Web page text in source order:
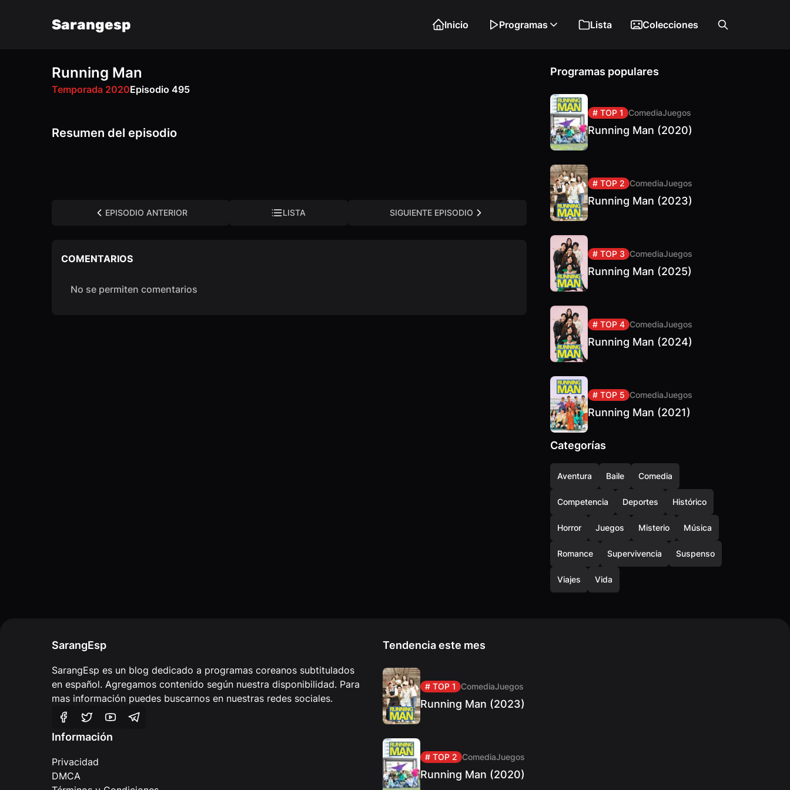
Sarangesp Inicio Programas Lista Colecciones
Running Man
Temporada 2020Episodio 495
OK
Resumen del episodio
EPISODIO ANTERIOR LISTA SIGUIENTE EPISODIO
COMENTARIOS
No se permiten comentarios
Programas populares
# TOP 1 ComediaJuegos
Running Man (2020)
# TOP 2 ComediaJuegos
Running Man (2023)
# TOP 3 ComediaJuegos
Running Man (2025)
# TOP 4 ComediaJuegos
Running Man (2024)
# TOP 5 ComediaJuegos
Running Man (2021)
Categorías
Aventura Baile Comedia
Competencia Deportes Histórico
Horror Juegos Misterio Música
Romance Supervivencia Suspenso
Viajes Vida
SarangEsp
SarangEsp es un blog dedicado a programas coreanos subtitulados
en español. Agregamos contenido según nuestra disponibilidad. Para
mas información puedes buscarnos en nuestras redes sociales.
Información
Privacidad
DMCA
Tendencia este mes
# TOP 1 ComediaJuegos
Running Man (2023)
# TOP 2 ComediaJuegos
Running Man (2020)